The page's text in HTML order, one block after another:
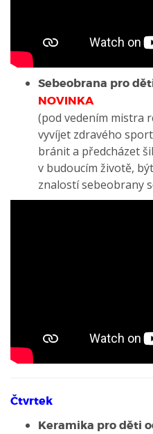
Sebeobrana pro
NOVINKA
(pod vedením mistra
vyvíjet zdravého
bránit a předcházet
v budoucím životě,
znalostí sebeobrany
Čtvrtek
Keramika pro děti